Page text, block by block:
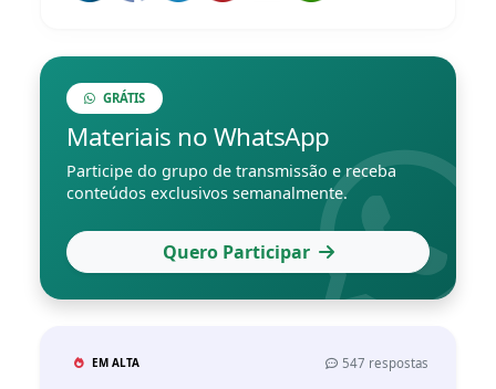
GRÁTIS
Materiais no WhatsApp
Participe do grupo de transmissão e receba
conteúdos exclusivos semanalmente.
Quero Participar
EM ALTA 547 respostas